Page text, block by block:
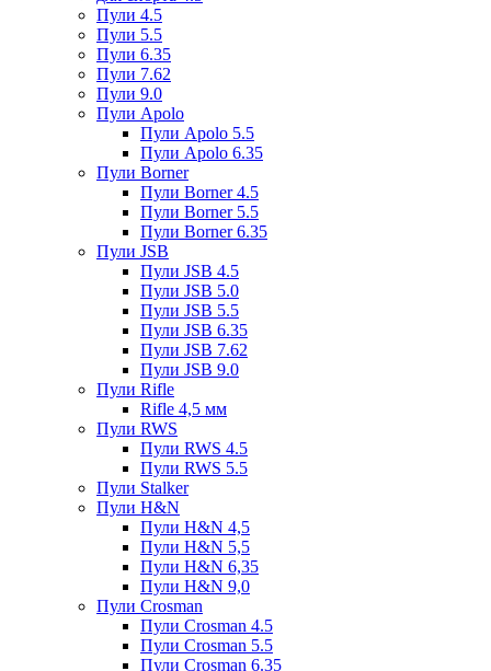
Пули 4.5
Пули 5.5
Пули 6.35
Пули 7.62
Пули 9.0
Пули Apolo
Пули Apolo 5.5
Пули Apolo 6.35
Пули Borner
Пули Borner 4.5
Пули Borner 5.5
Пули Borner 6.35
Пули JSB
Пули JSB 4.5
Пули JSB 5.0
Пули JSB 5.5
Пули JSB 6.35
Пули JSB 7.62
Пули JSB 9.0
Пули Rifle
Rifle 4,5 мм
Пули RWS
Пули RWS 4.5
Пули RWS 5.5
Пули Stalker
Пули H&N
Пули H&N 4,5
Пули H&N 5,5
Пули H&N 6,35
Пули H&N 9,0
Пули Crosman
Пули Crosman 4.5
Пули Crosman 5.5
Пули Crosman 6.35